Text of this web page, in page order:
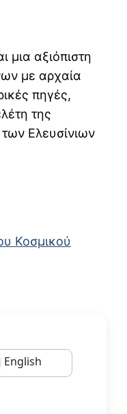
μια αξιόπιστη
με αρχαία
πηγές,
της
Ελευσίνιων
Κοσμικού
English